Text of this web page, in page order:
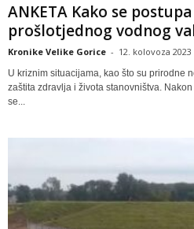
ANKETA Kako se
prošlotjednog vodnog
Kronike Velike Gorice - 12. kolovoza 2023
U kriznim situacijama, kao što su prirodne
zaštita zdravlja i života stanovništva.
se...